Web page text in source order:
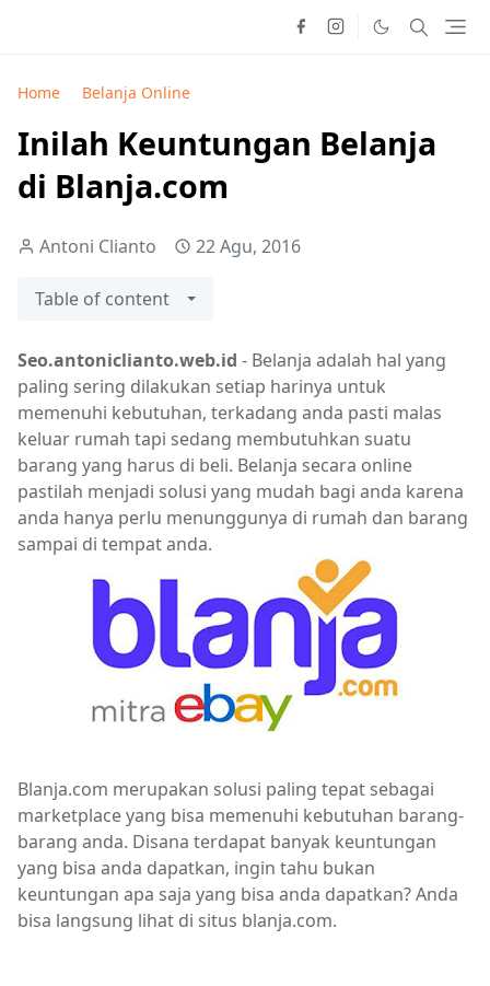
Home Belanja Online
Inilah Keuntungan Belanja
di Blanja.com
Antoni Clianto 22 Agu, 2016
Table of content
Seo.antoniclianto.web.id - Belanja adalah hal yang
paling sering dilakukan setiap harinya untuk
memenuhi kebutuhan, terkadang anda pasti malas
keluar rumah tapi sedang membutuhkan suatu
barang yang harus di beli. Belanja secara online
pastilah menjadi solusi yang mudah bagi anda karena
anda hanya perlu menunggunya di rumah dan barang
sampai di tempat anda.
Blanja.com merupakan solusi paling tepat sebagai
marketplace yang bisa memenuhi kebutuhan barang-
barang anda. Disana terdapat banyak keuntungan
yang bisa anda dapatkan, ingin tahu bukan
keuntungan apa saja yang bisa anda dapatkan? Anda
bisa langsung lihat di situs blanja.com.